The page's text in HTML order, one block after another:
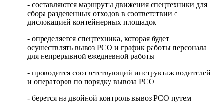
- составляются маршруты движения спецтехники для
сбора разделенных отходов в соответствии с
дислокацией контейнерных площадок
- определяется спецтехника, которая будет
осуществлять вывоз РСО и график работы персонала
для непрерывной ежедневной работы
- проводится соответствующий инструктаж водителей
и операторов по порядку вывоза РСО
- берется на двойной контроль вывоз РСО путем